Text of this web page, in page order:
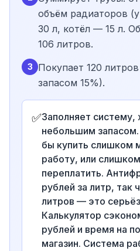
объём радиаторов
30 л, котёл — 15 л.
106 литров.
3
Покупает 120
запасом 15%).
✅Заполняет систему,
небольшим
бы купить слишком
работу, или
переплатить.
рублей за литр, так
литров — это
Калькулятор
рублей и время на
магазин. Система